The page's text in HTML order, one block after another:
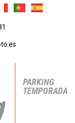
PARKING
TEMPORADA